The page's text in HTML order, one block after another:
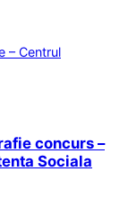
– Centrul
concurs –
Sociala